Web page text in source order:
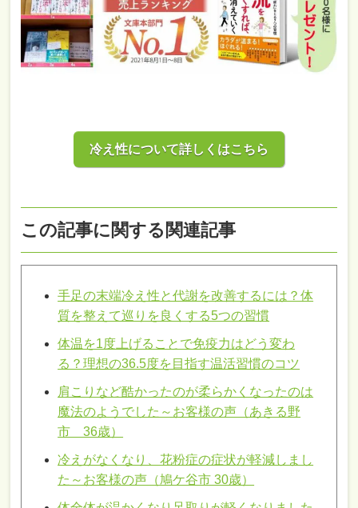
冷え性について詳しくはこちら
この記事に関する関連記事
手足の末端冷え性と代謝を改善するには？体
質を整えて巡りを良くする5つの習慣
体温を1度上げることで免疫力はどう変わ
る？理想の36.5度を目指す温活習慣のコツ
肩こりなど酷かったのが柔らかくなったのは
魔法のようでした～お客様の声（あきる野
市 36歳）
冷えがなくなり、花粉症の症状が軽減しまし
た～お客様の声（鳩ケ谷市 30歳）